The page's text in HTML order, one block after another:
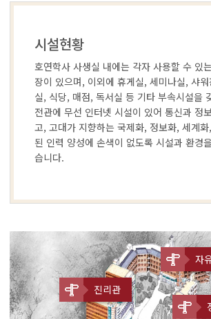
시설현황
호연학사 사생실 내에는 각자 사용할 수 있
장이 있으며, 이외에 휴게실, 세미나실, 샤
실, 식당, 매점, 독서실 등 기타 부속시설을
전관에 무선 인터넷 시설이 있어 통신과 정
고, 고대가 지향하는 국제화, 정보화, 세계
된 인력 양성에 손색이 없도록 시설과 환경
습니다.
진리관
자